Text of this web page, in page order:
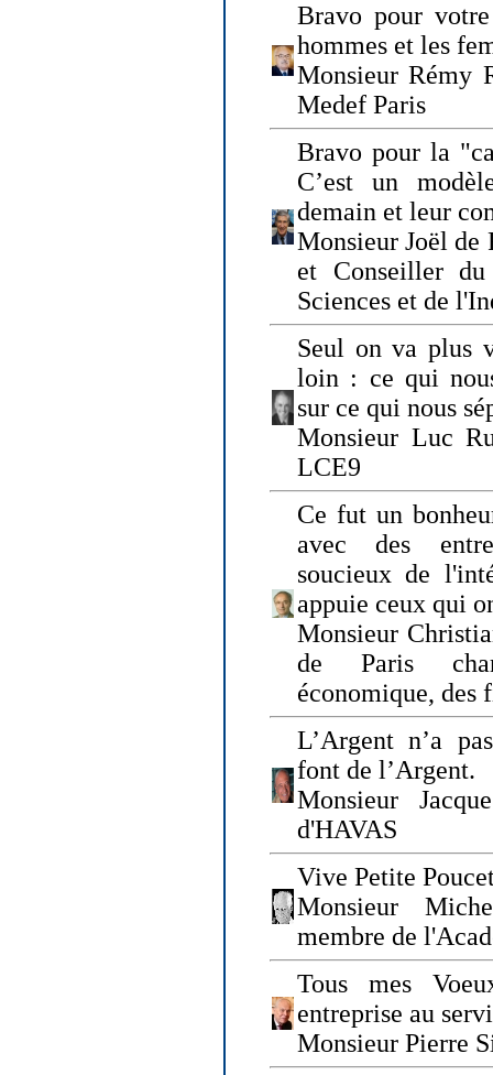
Bravo pour
hommes et les
Monsieur Rémy
Medef Paris
Bravo pour la
C’est un
demain et leur
Monsieur Joël de
et Conseiller
Sciences et de
Seul on va plus
loin : ce qui
sur ce qui nous
Monsieur Luc
LCE9
Ce fut un
avec des
soucieux de
appuie ceux qui
Monsieur
de Paris
économique, des
L’Argent n’a
font de l’Argent.
Monsieur
d'HAVAS
Vive Petite
Monsieur
membre de
Tous mes
entreprise au
Monsieur Pierre